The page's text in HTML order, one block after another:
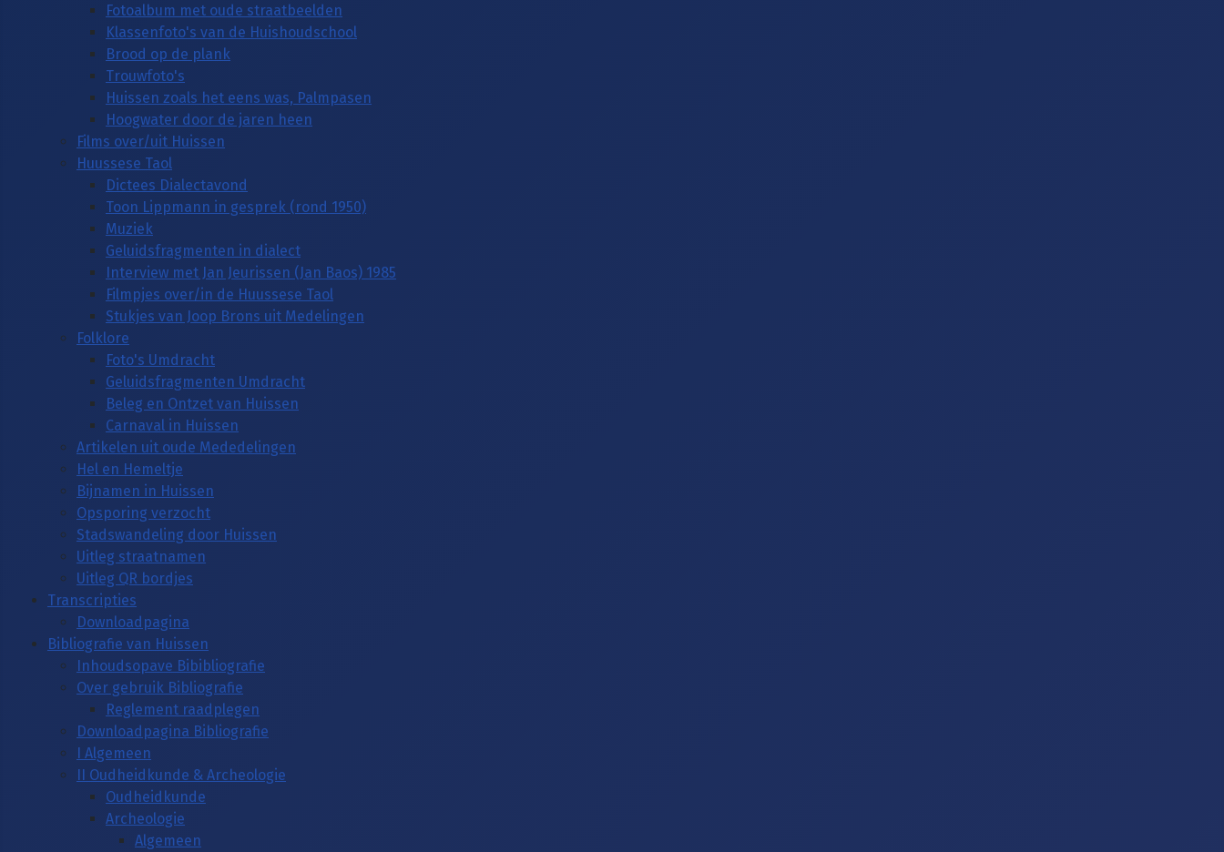
Fotoalbum met oude straatbeelden
Klassenfoto's van de Huishoudschool
Brood op de plank
Trouwfoto's
Huissen zoals het eens was, Palmpasen
Hoogwater door de jaren heen
Films over/uit Huissen
Huussese Taol
Dictees Dialectavond
Toon Lippmann in gesprek (rond 1950)
Muziek
Geluidsfragmenten in dialect
Interview met Jan Jeurissen (Jan Baos) 1985
Filmpjes over/in de Huussese Taol
Stukjes van Joop Brons uit Medelingen
Folklore
Foto's Umdracht
Geluidsfragmenten Umdracht
Beleg en Ontzet van Huissen
Carnaval in Huissen
Artikelen uit oude Mededelingen
Hel en Hemeltje
Bijnamen in Huissen
Opsporing verzocht
Stadswandeling door Huissen
Uitleg straatnamen
Uitleg QR bordjes
Transcripties
Downloadpagina
Bibliografie van Huissen
Inhoudsopave Bibibliografie
Over gebruik Bibliografie
Reglement raadplegen
Downloadpagina Bibliografie
I Algemeen
II Oudheidkunde & Archeologie
Oudheidkunde
Archeologie
Algemeen